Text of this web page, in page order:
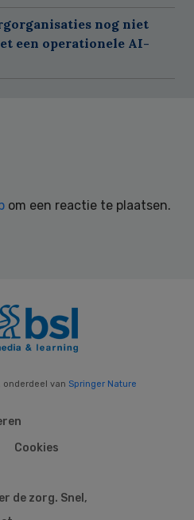
nog niet
een operationele AI-
om een reactie te plaatsen.
, onderdeel van Springer Nature
Cookies
de zorg. Snel,